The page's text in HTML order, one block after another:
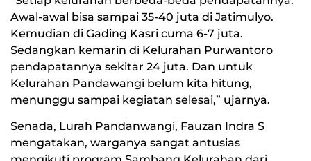
Awal-awal bisa sampai 35-40 juta di Jatimulyo.
Kemudian di Gading Kasri cuma 6-7 juta.
Sedangkan kemarin di Kelurahan Purwantoro
pendapatannya sekitar 24 juta. Dan untuk
Kelurahan Pandawangi belum kita hitung,
menunggu sampai kegiatan selesai,” ujarnya.
Senada, Lurah Pandanwangi, Fauzan Indra S
mengatakan, warganya sangat antusias